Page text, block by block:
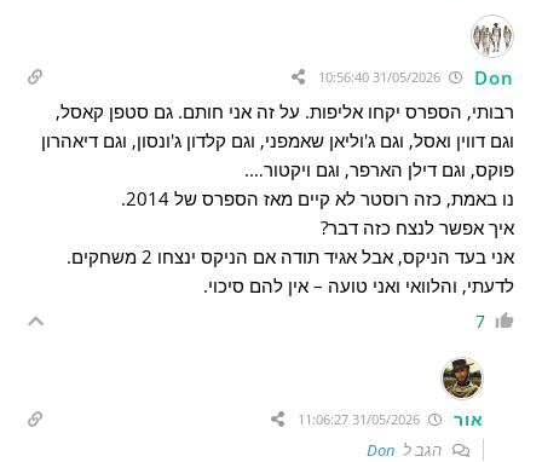
Don
רבותי, הספרס יקחו אליפות. על זה אני חותם. גם סטפן קאסל,
וגם דווין ואסל, וגם ג'וליאן שאמפני, וגם קלדון ג'ונסון, וגם דיאהרון
פוקס, וגם דילן הארפר, וגם ויקטור….
נו באמת, כזה רוסטר לא קיים מאז הספרס של 2014.
איך אפשר לנצח כזה דבר?
אני בעד הניקס, אבל אגיד תודה אם הניקס ינצחו 2 משחקים.
לדעתי, והלוואי ואני טועה – אין להם סיכוי.
7
אור
הגב ל Don